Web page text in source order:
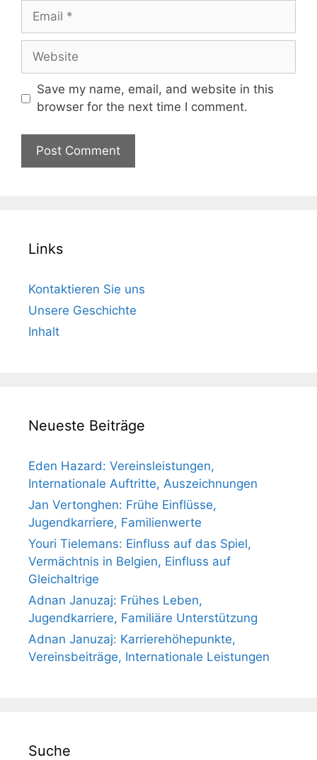
Email
Website
Save my name, email, and website in this
browser for the next time I comment.
Links
Kontaktieren Sie uns
Unsere Geschichte
Inhalt
Neueste Beiträge
Eden Hazard: Vereinsleistungen,
Internationale Auftritte, Auszeichnungen
Jan Vertonghen: Frühe Einflüsse,
Jugendkarriere, Familienwerte
Youri Tielemans: Einfluss auf das Spiel,
Vermächtnis in Belgien, Einfluss auf
Gleichaltrige
Adnan Januzaj: Frühes Leben,
Jugendkarriere, Familiäre Unterstützung
Adnan Januzaj: Karrierehöhepunkte,
Vereinsbeiträge, Internationale Leistungen
Suche